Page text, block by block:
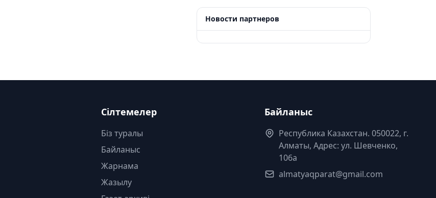
Новости партнеров
Сілтемелер
Біз туралы
Байланыс
Жарнама
Жазылу
Байланыс
Республика Казахстан. 050022, г.
Алматы, Адрес: ул. Шевченко,
106а
almatyaqparat@gmail.com